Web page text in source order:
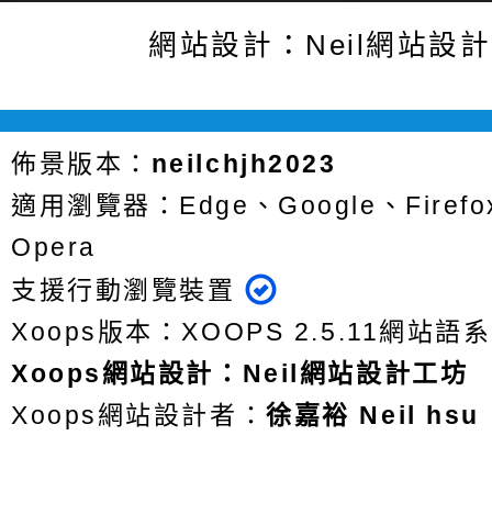
網站設計：Neil網站設
佈景版本： neilchjh2023
適用瀏覽器：Edge、Google、
Opera
支援行動瀏覽裝置
Xoops版本：XOOPS 2.5.11網站語
Xoops網站設計 ： Neil網站設計工坊
Xoops網站設計者：徐嘉裕 Neil hsu